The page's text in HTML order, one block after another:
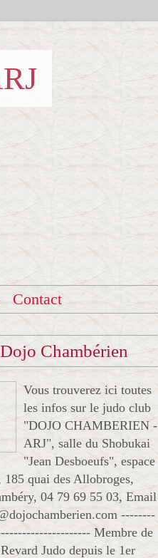
Contact
Chambérien
Vous trouverez ici toutes
les infos sur le judo club
"DOJO CHAMBERIEN -
ARJ", salle du Shobukai
"Jean Desboeufs", espace
185 quai des Allobroges,
04 79 69 55 03, Email
--------
Membre de
Judo depuis le 1er